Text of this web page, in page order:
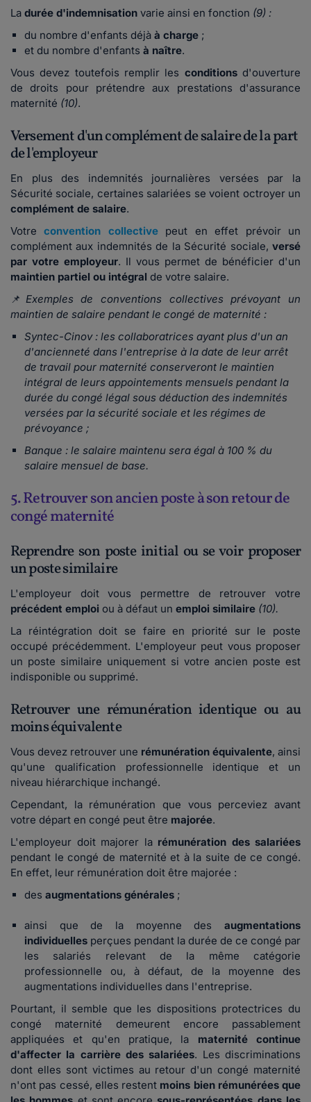
La durée d'indemnisation varie ainsi en fonction (9) :
du nombre d'enfants déjà à charge ;
et du nombre d'enfants à naître.
Vous devez toutefois remplir les conditionsd'ouverture
de droits pour prétendre aux
prestations d'assurance
maternité (10).
Versement d'un complément de salaire de la part
de l'employeur
En plus des indemnités journalières versées par la
Sécurité sociale, certaines salariées se voient octroyer un
complément de salaire.
Votre
convention collectivepeut en effet prévoir un
complément aux indemnités de la Sécurité sociale, versé
par votre employeur. Il vous permet de bénéficier d'un
maintien partiel ou intégral de votre salaire.
📌 Exemples de conventions collectives prévoyant un
maintien de salaire pendant le congé de maternité :
Syntec-Cinov : les collaboratrices ayant plus d'un an
d'ancienneté dans l'entreprise à la date de leur arrêt
de travail pour maternité conserveront le maintien
intégral de leurs appointements mensuels pendant la
durée du congé légal sous déduction des indemnités
versées par la sécurité sociale et les régimes de
prévoyance ;
Banque : le salaire maintenu sera égal à 100 % du
salaire mensuel de base.
5. Retrouver son ancien poste à son retour de
congé maternité
Reprendre son poste initial ou se voir proposer
un poste similaire
L'employeur doit vous permettre de retrouver votre
précédent emploi ou à défaut un emploi similaire (10).
La réintégration doit se faire en priorité sur le poste
occupé précédemment. L'employeur peut vous proposer
un poste similaire uniquement si votre ancien poste est
indisponible ou supprimé.
Retrouver une rémunération identique ou au
moins équivalente
Vous devez retrouver une rémunération équivalente, ainsi
qu'une qualification professionnelle identique et un
niveau hiérarchique inchangé.
Cependant, la rémunération que vous perceviez avant
votre départ en congé peut être majorée.
L'employeur doit majorer la rémunération des salariées
pendant le congé de maternité et à la suite de ce congé.
En effet, leur rémunération doit être majorée :
des augmentations générales ;
ainsi que de la moyenne des augmentations
individuelles perçues pendant la durée de ce congé par
les salariés relevant de la même catégorie
professionnelle ou, à défaut, de la moyenne des
augmentations individuelles dans l'entreprise.
Pourtant, il semble que les dispositions protectrices du
congé maternité demeurent encore passablement
appliquées et qu'en pratique, la maternité continue
d'affecter la carrière des salariées. Les discriminations
dont elles sont victimes au retour d'un congé maternité
n'ont pas cessé, elles restent moins bien rémunérées que